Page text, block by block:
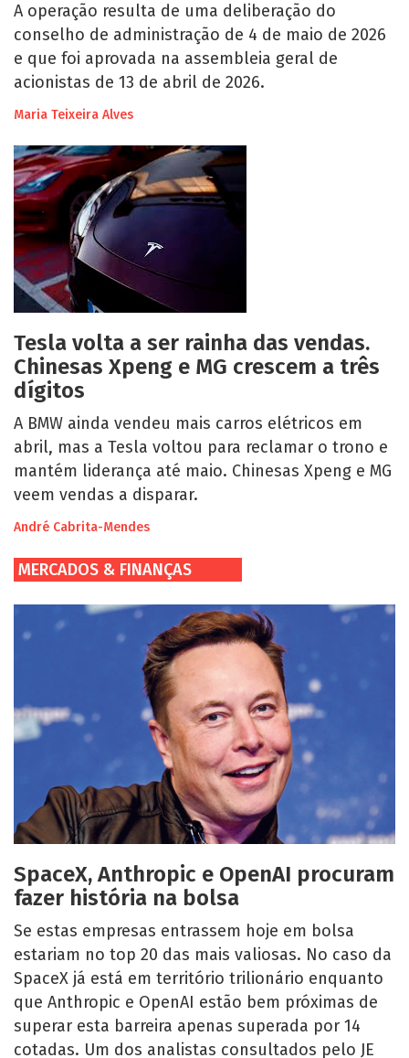
A operação resulta de uma deliberação do
conselho de administração de 4 de maio de 2026
e que foi aprovada na assembleia geral de
acionistas de 13 de abril de 2026.
Maria Teixeira Alves
Tesla volta a ser rainha das vendas.
Chinesas Xpeng e MG crescem a três
dígitos
A BMW ainda vendeu mais carros elétricos em
abril, mas a Tesla voltou para reclamar o trono e
mantém liderança até maio. Chinesas Xpeng e MG
veem vendas a disparar.
André Cabrita-Mendes
MERCADOS & FINANÇAS
SpaceX, Anthropic e OpenAI procuram
fazer história na bolsa
Se estas empresas entrassem hoje em bolsa
estariam no top 20 das mais valiosas. No caso da
SpaceX já está em território trilionário enquanto
que Anthropic e OpenAI estão bem próximas de
superar esta barreira apenas superada por 14
cotadas. Um dos analistas consultados pelo JE